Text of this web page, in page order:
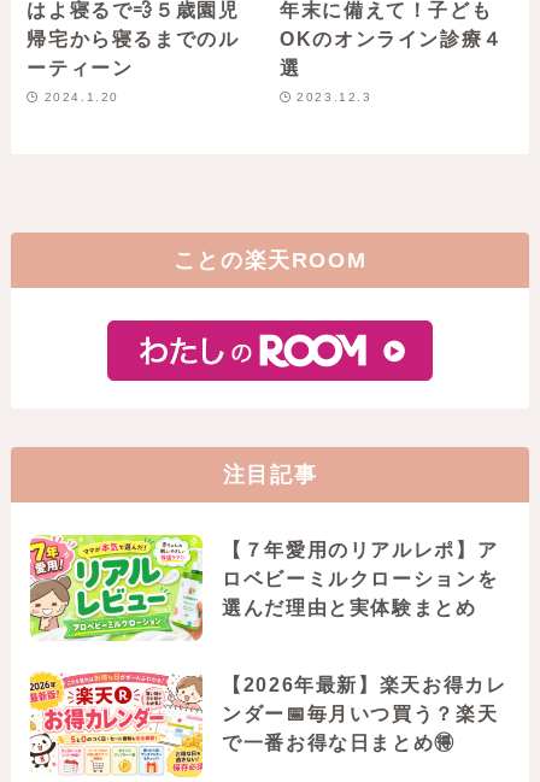
はよ寝るで💨５歳園児
帰宅から寝るまでのル
ーティーン
2024.1.20
年末に備えて！子ども
OKのオンライン診療４
選
2023.12.3
ことの楽天ROOM
注目記事
【７年愛用のリアルレポ】ア
ロベビーミルクローションを
選んだ理由と実体験まとめ
【2026年最新】楽天お得カレ
ンダー📅毎月いつ買う？楽天
で一番お得な日まとめ🉐